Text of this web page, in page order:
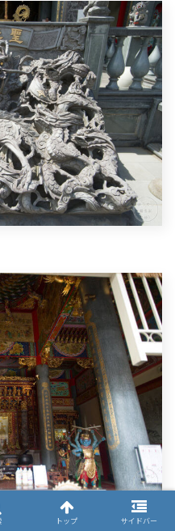
れていました。
トップ サイドバー